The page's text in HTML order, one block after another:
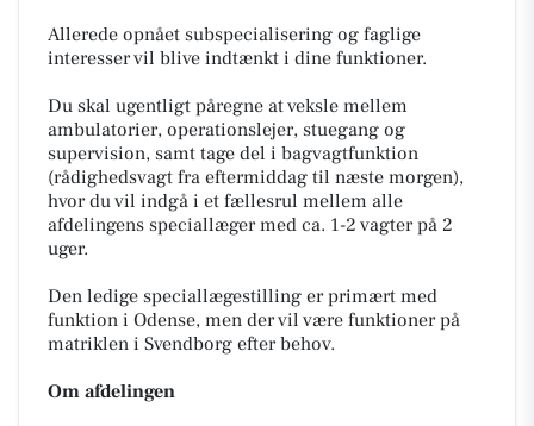
Allerede opnået subspecialisering og faglige
interesser vil blive indtænkt i dine funktioner.
Du skal ugentligt påregne at veksle mellem
ambulatorier, operationslejer, stuegang og
supervision, samt tage del i bagvagtfunktion
(rådighedsvagt fra eftermiddag til næste morgen),
hvor du vil indgå i et fællesrul mellem alle
afdelingens speciallæger med ca. 1-2 vagter på 2
uger.
Den ledige speciallægestilling er primært med
funktion i Odense, men der vil være funktioner på
matriklen i Svendborg efter behov.
Om afdelingen